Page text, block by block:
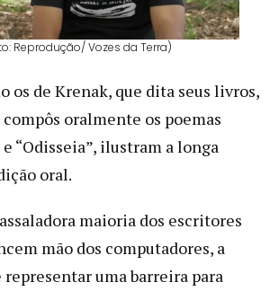
Reprodução/ Vozes da Terra)
os de Krenak, que dita seus livros,
oralmente os poemas
“Odisseia”, ilustram a longa
oral.
maioria dos escritores
mão dos computadores, a
uma barreira para